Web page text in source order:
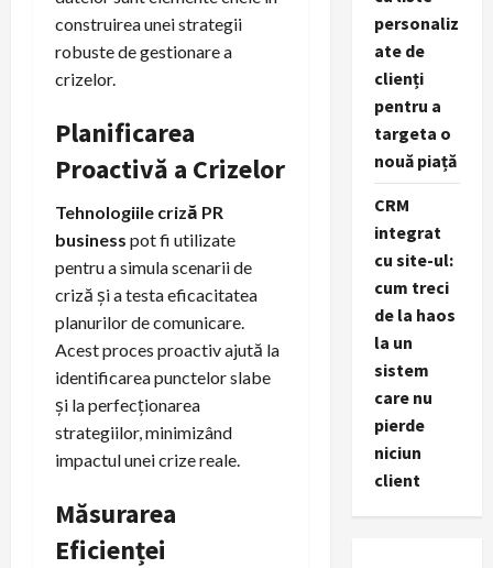
construirea unei strategii
robuste de gestionare a
crizelor.
Planificarea
Proactivă a Crizelor
Tehnologiile criză PR
business pot fi utilizate
pentru a simula scenarii de
criză și a testa eficacitatea
planurilor de comunicare.
Acest proces proactiv ajută la
identificarea punctelor slabe
și la perfecționarea
strategiilor, minimizând
impactul unei crize reale.
Măsurarea
Eficienței
personaliz
ate de
clienți
pentru a
targeta o
nouă piață
CRM
integrat
cu site-ul:
cum treci
de la haos
la un
sistem
care nu
pierde
niciun
client